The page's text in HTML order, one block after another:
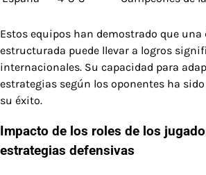
Estos equipos han demostrado que una
estructurada puede llevar a logros
internacionales. Su capacidad para
estrategias según los oponentes ha
su éxito.
Impacto de los roles de los
estrategias defensivas